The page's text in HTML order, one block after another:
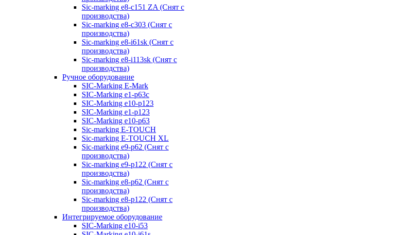
Sic-marking e8-c151 ZA (Снят с
производства)
Sic-marking e8-c303 (Снят с
производства)
Sic-marking e8-i61sk (Снят с
производства)
Sic-marking e8-i113sk (Снят с
производства)
Ручное оборудование
SIC-Marking E-Mark
SIC-Marking e1-p63с
SIC-Marking e10-p123
SIC-Marking e1-p123
SIC-Marking e10-p63
Sic-marking E-TOUCH
Sic-marking E-TOUCH XL
Sic-marking e9-p62 (Снят с
производства)
Sic-marking e9-p122 (Снят с
производства)
Sic-marking e8-p62 (Снят с
производства)
Sic-marking e8-p122 (Снят с
производства)
Интегрируемое оборудование
SIC-Marking e10-i53